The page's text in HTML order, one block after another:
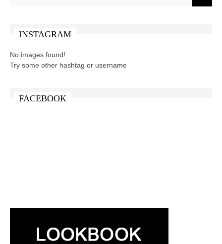
INSTAGRAM
No images found!
Try some other hashtag or username
FACEBOOK